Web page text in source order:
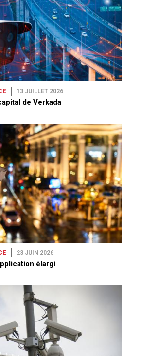
13 JUILLET 2026
de Verkada
23 JUIN 2026
élargi